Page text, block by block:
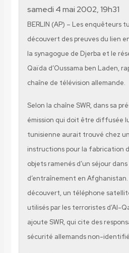
samedi 4 mai 2002, 19h31
BERLIN (AP) – Les enquêteurs
découvert des preuves du lien
la synagogue de Djerba et le
Qaïda d’Oussama ben Laden,
chaîne de télévision allemande.
Selon la chaîne SWR, dans sa
émission qui doit être diffusée
tunisienne aurait trouvé chez
instructions pour la fabrication
objets ramenés d’un séjour
d’entraînement en
découvert, un téléphone
utilisés par les terroristes d’Al-
ajoute SWR, qui cite des
sécurité allemands non-